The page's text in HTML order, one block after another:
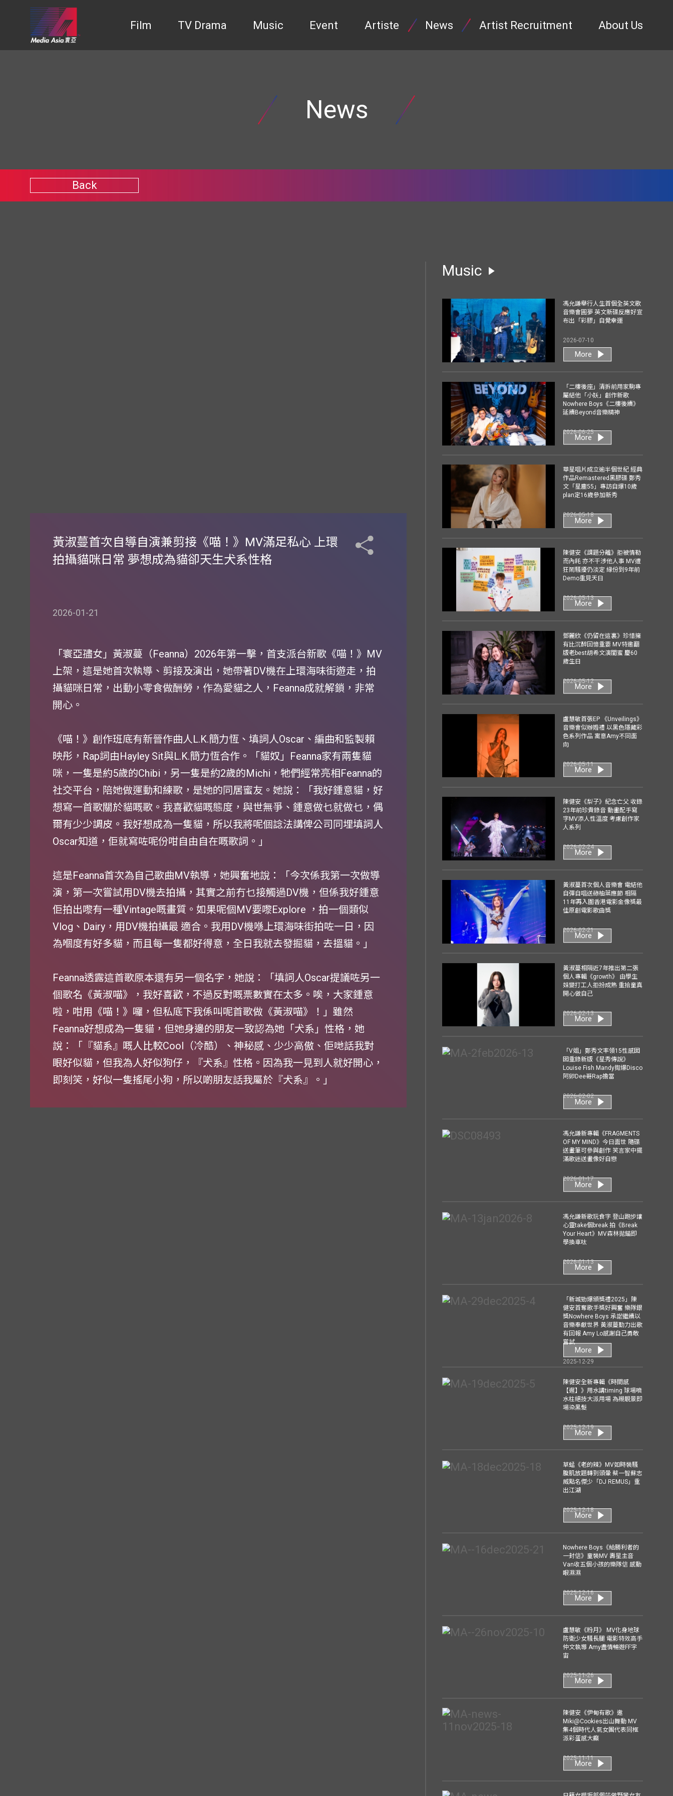
Film TV Drama Music Event Artiste News Artist Recruitment About Us
News
Back
黃淑蔓首次自導自演兼剪接《喵！》MV滿足私心 上環
拍攝貓咪日常 夢想成為貓卻天生犬系性格
2026-01-21
「寰亞孻女」黃淑蔓（Feanna）2026年第一擊，首支派台新歌《喵！》MV
上架，這是她首次執導、剪接及演出，她帶著DV機在上環海味街遊走，拍
攝貓咪日常，出動小零食做酬勞，作為愛貓之人，Feanna成就解鎖，非常
開心。
《喵！》創作班底有新晉作曲人L.K.簡力恆、填詞人Oscar、編曲和監製賴
映彤，Rap詞由Hayley Sit與L.K.簡力恆合作。「貓奴」Feanna家有兩隻貓
咪，一隻是約5歲的Chibi，另一隻是約2歲的Michi，牠們經常亮相Feanna的
社交平台，陪她做運動和練歌，是她的同居蜜友。她說：「我好鍾意貓，好
想寫一首歌關於貓嘅歌。我喜歡貓嘅態度，與世無爭、鍾意做乜就做乜，偶
爾有少少調皮。我好想成為一隻貓，所以我將呢個諗法講俾公司同埋填詞人
Oscar知道，佢就寫咗呢份咁自由自在嘅歌詞。」
這是Feanna首次為自己歌曲MV執導，她興奮地說：「今次係我第一次做導
演，第一次嘗試用DV機去拍攝，其實之前冇乜接觸過DV機，但係我好鍾意
佢拍出嚟有一種Vintage嘅畫質。如果呢個MV要嚟Explore ，拍一個類似
Vlog、Dairy，用DV機拍攝最 適合。我用DV機喺上環海味街拍咗一日，因
為嗰度有好多貓，而且每一隻都好得意，全日我就去發掘貓，去搵貓。」
Feanna透露這首歌原本還有另一個名字，她說：「填詞人Oscar提議咗另一
個歌名《黃淑喵》，我好喜歡，不過反對嘅票數實在太多。唉，大家鍾意
啦，咁用《喵！》囉，但私底下我係叫呢首歌做《黃淑喵》！」雖然
Feanna好想成為一隻貓，但她身邊的朋友一致認為她「犬系」性格，她
說：「『貓系』嘅人比較Cool（冷酷）、神秘感、少少高傲、佢哋話我對
眼好似貓，但我為人好似狗仔，『犬系』性格。因為我一見到人就好開心，
即刻笑，好似一隻搖尾小狗，所以啲朋友話我屬於『犬系』。」
Music
馮允謙舉行人生首個全英文歌
音樂會圓夢 英文新碟反應好宣
布出「彩膠」自覺幸運
2026-07-10
More
「二樓後座」清拆前用家駒專
屬結他「小妖」創作新歌
Nowhere Boys《二樓後續》
延續Beyond音樂精神
2026-06-25
More
華星唱片成立逾半個世紀 經典
作品Remastered黑膠碟 鄭秀
文「星塵55」專訪自爆10歲
plan定16歲參加新秀
2026-05-18
More
陳健安《課題分離》拒被情勒
而內耗 亦不干涉他人事 MV遭
狂鬧騷擾仍淡定 緣份到9年前
Demo重見天日
2026-05-13
More
鄧麗欣《仍留在這裏》珍惜擁
有比沉醉回憶重要 MV特邀翻
版老best胡希文演閨蜜 慶60
歲生日
2026-05-12
More
盧慧敏首張EP 《Unveilings》
音樂會似辦婚禮 以黑色隱藏彩
色系列作品 寓意Amy不同面
向
2026-05-11
More
陳健安《梨子》紀念亡父 收錄
23年前珍貴錄音 動畫配手寫
字MV添人性溫度 考慮創作家
人系列
2026-02-24
More
黃淑蔓首次個人音樂會 電結他
自彈自唱送碌柚葉應節 相隔
11年再入圍香港電影金像獎最
佳原創電影歌曲獎
2026-02-21
More
黃淑蔓相隔近7年推出第二張
個人專輯《growth》 由學生
妹變打工人拒扮成熟 重拾童真
開心做自己
2026-02-13
More
「V姐」鄭秀文率領15性感囡
囡重錄新版《星秀傳說》
Louise Fish Mandy揈爆Disco
阿卵Dee哥Rap擔當
2026-02-02
More
馮允謙新專輯《FRAGMENTS
OF MY MIND》今日面世 隨碟
送畫筆可參與創作 笑言家中擺
滿歌迷送畫像好自戀
2026-01-17
More
馮允謙新歌玩食字 登山跑步讓
心靈take個break 拍《Break
Your Heart》MV森林拋錨即
學換車呔
2026-01-13
More
「新城勁爆頒獎禮2025」陳
健安首奪歌手獎好興奮 樂隊銀
獎Nowhere Boys 承諾繼續以
音樂奉獻世界 黃淑蔓勤力出歌
有回報 Amy Lo感謝自己勇敢
嘗試
2025-12-29
More
陳健安全新專輯《時間感
【遲】》用水講timing 球場噴
水柱絕技大派用場 為襯靚景即
場染黑髮
2025-12-19
More
草蜢《老的辣》MV如時裝騷
腹肌放題轉到頭暈 蔡一智蘇志
威點名傑少「DJ REMUS」重
出江湖
2025-12-18
More
Nowhere Boys《給勝利者的
一封信》童裝MV 壽星主音
Van收五個小孩的樂隊信 感動
眼濕濕
2025-12-16
More
盧慧敏《粉月》 MV化身地球
防衛少女騷長腿 電影特效高手
仲文執導 Amy盡情暢遊FF宇
宙
2025-11-26
More
陳健安《伊甸有歌》邀
Miki@Cookies出山舞動 MV
集4個時代人氣女團代表同框
派彩蛋感大癲
2025-11-11
More